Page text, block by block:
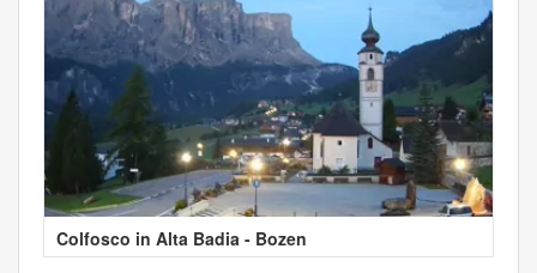
Colfosco in Alta Badia - Bozen